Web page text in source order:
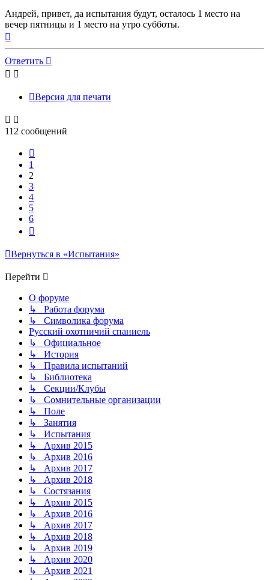
Андрей, привет, да испытания будут, осталось 1 место на
вечер пятницы и 1 место на утро субботы.
к
началу
Ответить
Версия для печати
112 сообщений
1
2
3
4
5
6
Вернуться в «Испытания»
Перейти
О форуме
↳ Работа форума
↳ Символика форума
Русский охотничий спаниель
↳ Официальное
↳ История
↳ Правила испытаний
↳ Библиотека
↳ Секции/Клубы
↳ Сомнительные организации
↳ Поле
↳ Занятия
↳ Испытания
↳ Архив 2015
↳ Архив 2016
↳ Архив 2017
↳ Архив 2018
↳ Состязания
↳ Архив 2015
↳ Архив 2016
↳ Архив 2017
↳ Архив 2018
↳ Архив 2019
↳ Архив 2020
↳ Архив 2021